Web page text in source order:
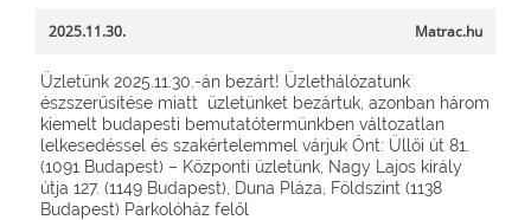
2025.11.30. Matrac.hu
Üzletünk 2025.11.30.-án bezárt! Üzlethálózatunk
észszerűsítése miatt üzletünket bezártuk, azonban három
kiemelt budapesti bemutatótermünkben változatlan
lelkesedéssel és szakértelemmel várjuk Önt: Üllői út 81.
(1091 Budapest) – Központi üzletünk, Nagy Lajos király
útja 127. (1149 Budapest), Duna Pláza, Földszint (1138
Budapest) Parkolóház felől